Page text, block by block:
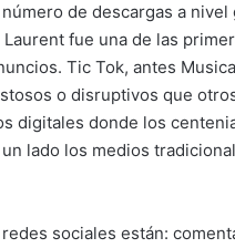
de descargas a
fue una de las
Tic Tok, antes
o disruptivos que
digitales donde los
lado los medios
sociales están: